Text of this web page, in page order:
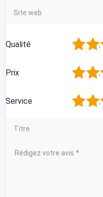
Qualité 3
2
Prix 3
2
Service 3
2